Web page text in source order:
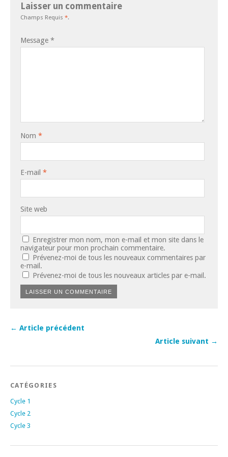
Laisser un commentaire
Champs Requis *.
Message *
Nom *
E-mail *
Site web
Enregistrer mon nom, mon e-mail et mon site dans le
navigateur pour mon prochain commentaire.
Prévenez-moi de tous les nouveaux commentaires par
e-mail.
Prévenez-moi de tous les nouveaux articles par e-mail.
← Article précédent
Article suivant →
CATÉGORIES
Cycle 1
Cycle 2
Cycle 3